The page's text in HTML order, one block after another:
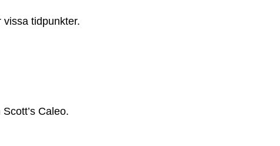
tidpunkter.
Caleo.